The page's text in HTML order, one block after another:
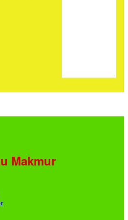
Makmur